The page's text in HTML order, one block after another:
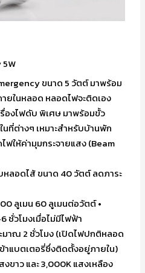
ขนาด 5 วัตต์ มาพร้อม
ยในหลอด หลอดไฟจะติดเอง
องไฟดับ พิเศษ มาพร้อมขั้ว
นที่ต่างๆ เหมาะสำหรับบ้านพัก
ให้ค่ามุมกระจายแสง (Beam
ลอดไส้ ขนาด 40 วัตต์ ลดภาระ
ลูเมน 60 ลูเมนต่อวัตต์ •
ชั่วโมงเมื่อไม่มีไฟฟ้า
มาณ 2 ชั่วโมง (เปิดไฟปกติหลอด
ข้าแบตเตอรี่ซึ่งติดตั้งอยู่ภายใน)
ขาว และ 3,000K แสงเหลือง